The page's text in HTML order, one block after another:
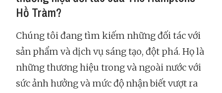
Hồ Tràm?
Chúng tôi đang tìm kiếm những đối tác với
sản phẩm và dịch vụ sáng tạo, đột phá. Họ là
những thương hiệu trong và ngoài nước với
sức ảnh hưởng và mức độ nhận biết vượt ra